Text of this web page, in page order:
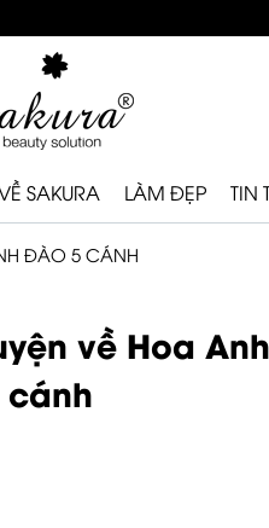
SAKURA LÀM ĐẸP TIN
ĐÀO 5 CÁNH
về Hoa
cánh